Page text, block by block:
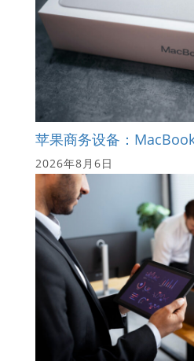
苹果商务设备：
2026年8月6日